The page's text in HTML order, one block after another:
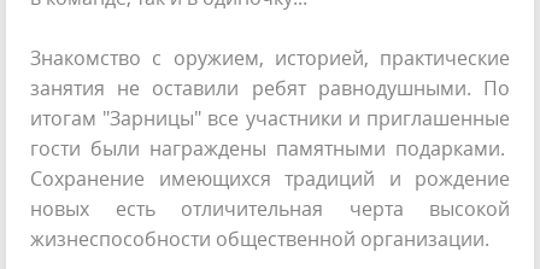
Знакомство с оружием, историей, практические
занятия не оставили ребят равнодушными. По
итогам "Зарницы" все участники и приглашенные
гости были награждены памятными подарками.
Сохранение имеющихся традиций и рождение
новых есть отличительная черта высокой
жизнеспособности общественной организации.